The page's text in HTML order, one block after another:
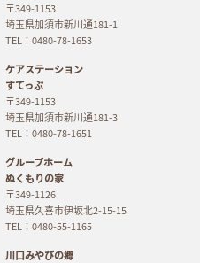
〒349-1153
埼玉県加須市新川通181-1
TEL：0480-78-1653
ケアステーション
すてっぷ
〒349-1153
埼玉県加須市新川通181-3
TEL：0480-78-1651
グループホーム
ぬくもりの家
〒349-1126
埼玉県久喜市伊坂北2-15-15
TEL：0480-55-1165
川口みやびの郷